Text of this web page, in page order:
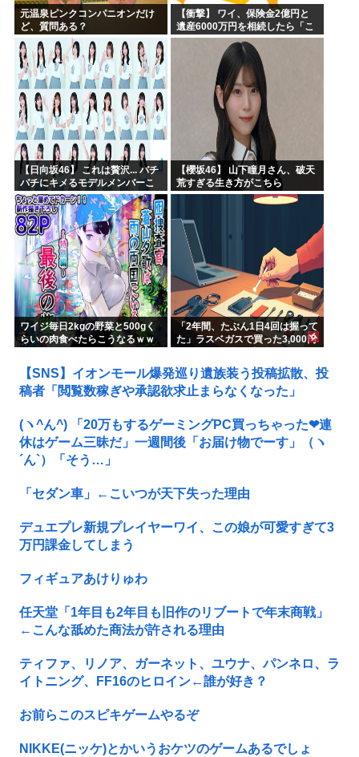
元温泉ピンクコンパニオンだけ
ど、質問ある？
【衝撃】 ワイ、保険金2億円と
遺産6000万円を相続したら「こ
う」なった・・・
【日向坂46】 これは贅沢... バチ
バチにキメるモデルメンバーこ
ちら
【櫻坂46】 山下瞳月さん、破天
荒すぎる生き方がこちら
ワイジ毎日2kgの野菜と500gく
らいの肉食べたらこうなるｗｗ
「2年間、たぶん1日4回は握って
た」ラスベガスで買った3,000円
【SNS】イオンモール爆発巡り遺族装う投稿拡散、投
稿者「閲覧数稼ぎや承認欲求止まらなくなった」
(ヽ^ん^) 「20万もするゲーミングPC買っちゃった❤連
休はゲーム三昧だ」一週間後「お届け物でーす」（ヽ
´ん`）「そう…」
「セダン車」←こいつが天下失った理由
デュエプレ新規プレイヤーワイ、この娘が可愛すぎて3
万円課金してしまう
フィギュアあけりゅわ
任天堂「1年目も2年目も旧作のリブートで年末商戦」
←こんな舐めた商法が許される理由
ティファ、リノア、ガーネット、ユウナ、パンネロ、ラ
イトニング、FF16のヒロイン←誰が好き？
お前らこのスピキゲームやるぞ
NIKKE(ニッケ)とかいうおケツのゲームあるでしょ